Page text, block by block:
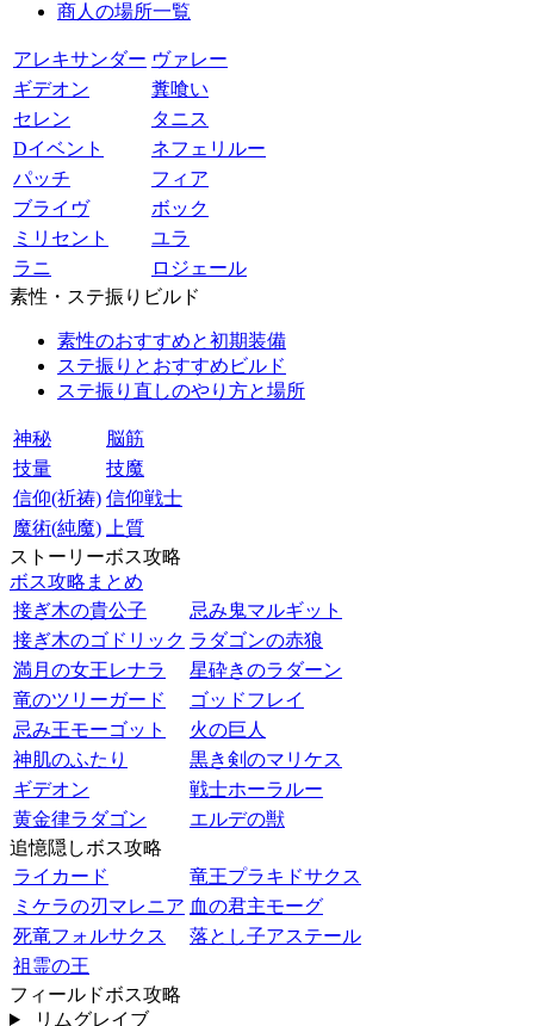
商人の場所一覧
アレキサンダー ヴァレー
ギデオン
糞喰い
セレン
タニス
Dイベント
ネフェリルー
パッチ
フィア
ブライヴ
ボック
ミリセント
ユラ
ラニ
ロジェール
素性・ステ振りビルド
素性のおすすめと初期装備
ステ振りとおすすめビルド
ステ振り直しのやり方と場所
神秘
脳筋
技量
技魔
信仰(祈祷) 信仰戦士
魔術(純魔)
上質
ストーリーボス攻略
ボス攻略まとめ
接ぎ木の貴公子
忌み鬼マルギット
接ぎ木のゴドリック ラダゴンの赤狼
満月の女王レナラ
星砕きのラダーン
竜のツリーガード
ゴッドフレイ
忌み王モーゴット
火の巨人
神肌のふたり
黒き剣のマリケス
ギデオン
戦士ホーラルー
黄金律ラダゴン
エルデの獣
追憶隠しボス攻略
ライカード
竜王プラキドサクス
ミケラの刃マレニア 血の君主モーグ
死竜フォルサクス
落とし子アステール
祖霊の王
フィールドボス攻略
リムグレイブ